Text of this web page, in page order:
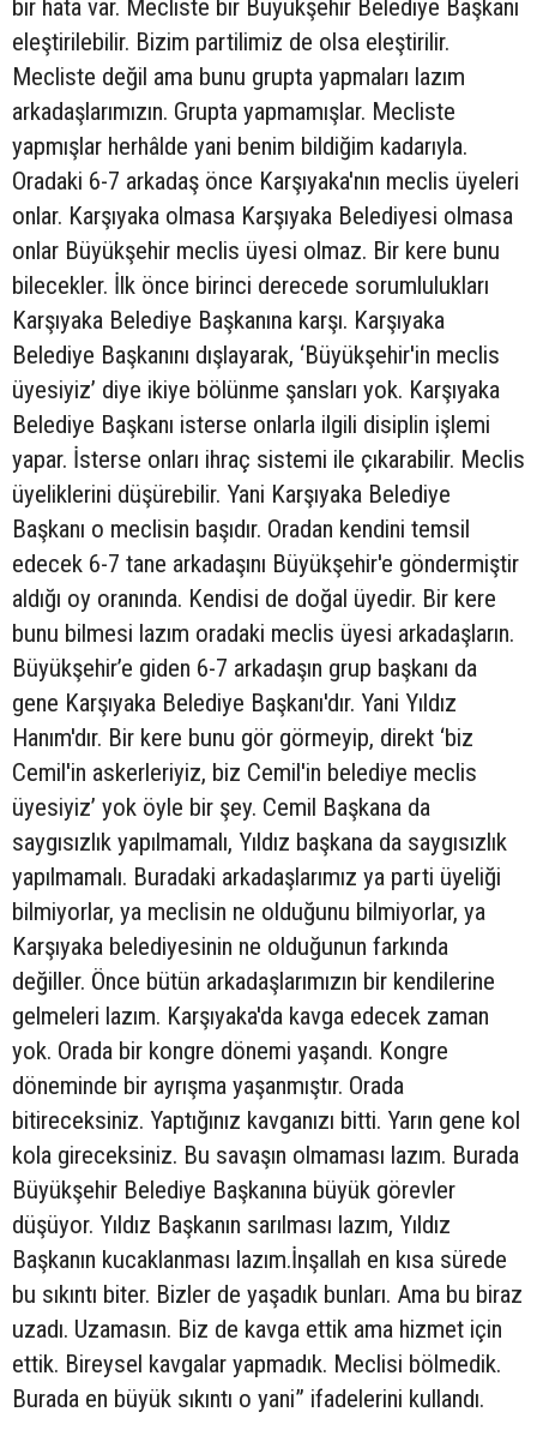
bir hata var. Mecliste bir Büyükşehir Belediye Başkanı
eleştirilebilir. Bizim partilimiz de olsa eleştirilir.
Mecliste değil ama bunu grupta yapmaları lazım
arkadaşlarımızın. Grupta yapmamışlar. Mecliste
yapmışlar herhâlde yani benim bildiğim kadarıyla.
Oradaki 6-7 arkadaş önce Karşıyaka'nın meclis üyeleri
onlar. Karşıyaka olmasa Karşıyaka Belediyesi olmasa
onlar Büyükşehir meclis üyesi olmaz. Bir kere bunu
bilecekler. İlk önce birinci derecede sorumlulukları
Karşıyaka Belediye Başkanına karşı. Karşıyaka
Belediye Başkanını dışlayarak, ‘Büyükşehir'in meclis
üyesiyiz’ diye ikiye bölünme şansları yok. Karşıyaka
Belediye Başkanı isterse onlarla ilgili disiplin işlemi
yapar. İsterse onları ihraç sistemi ile çıkarabilir. Meclis
üyeliklerini düşürebilir. Yani Karşıyaka Belediye
Başkanı o meclisin başıdır. Oradan kendini temsil
edecek 6-7 tane arkadaşını Büyükşehir'e göndermiştir
aldığı oy oranında. Kendisi de doğal üyedir. Bir kere
bunu bilmesi lazım oradaki meclis üyesi arkadaşların.
Büyükşehir’e giden 6-7 arkadaşın grup başkanı da
gene Karşıyaka Belediye Başkanı'dır. Yani Yıldız
Hanım'dır. Bir kere bunu gör görmeyip, direkt ‘biz
Cemil'in askerleriyiz, biz Cemil'in belediye meclis
üyesiyiz’ yok öyle bir şey. Cemil Başkana da
saygısızlık yapılmamalı, Yıldız başkana da saygısızlık
yapılmamalı. Buradaki arkadaşlarımız ya parti üyeliği
bilmiyorlar, ya meclisin ne olduğunu bilmiyorlar, ya
Karşıyaka belediyesinin ne olduğunun farkında
değiller. Önce bütün arkadaşlarımızın bir kendilerine
gelmeleri lazım. Karşıyaka'da kavga edecek zaman
yok. Orada bir kongre dönemi yaşandı. Kongre
döneminde bir ayrışma yaşanmıştır. Orada
bitireceksiniz. Yaptığınız kavganızı bitti. Yarın gene kol
kola gireceksiniz. Bu savaşın olmaması lazım. Burada
Büyükşehir Belediye Başkanına büyük görevler
düşüyor. Yıldız Başkanın sarılması lazım, Yıldız
Başkanın kucaklanması lazım.İnşallah en kısa sürede
bu sıkıntı biter. Bizler de yaşadık bunları. Ama bu biraz
uzadı. Uzamasın. Biz de kavga ettik ama hizmet için
ettik. Bireysel kavgalar yapmadık. Meclisi bölmedik.
Burada en büyük sıkıntı o yani” ifadelerini kullandı.